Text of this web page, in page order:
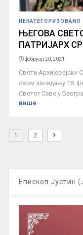
НЕКАТЕГОРИЗОВАНО
ЊЕГОВА
ПАТРИЈАРХ
фебруар 20, 2021
Свети
свом заседању 18.
Светог Саве у
више
1 2
Епископ Јустин